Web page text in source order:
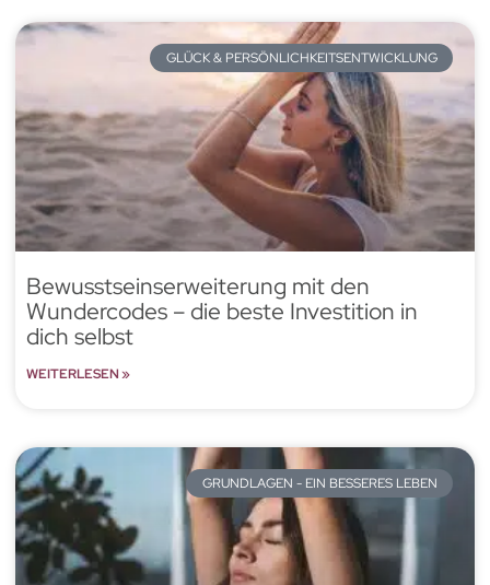
GLÜCK & PERSÖNLICHKEITSENTWICKLUNG
Bewusstseinserweiterung mit den
Wundercodes – die beste Investition in
dich selbst
WEITERLESEN »
GRUNDLAGEN - EIN BESSERES LEBEN